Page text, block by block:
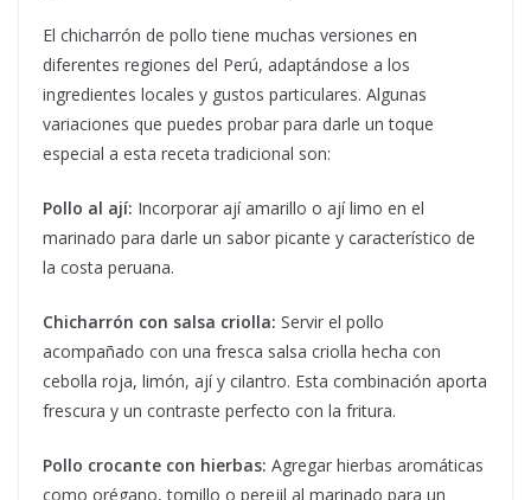
El chicharrón de pollo tiene muchas versiones en
diferentes regiones del Perú, adaptándose a los
ingredientes locales y gustos particulares. Algunas
variaciones que puedes probar para darle un toque
especial a esta receta tradicional son:
Pollo al ají: Incorporar ají amarillo o ají limo en el
marinado para darle un sabor picante y característico de
la costa peruana.
Chicharrón con salsa criolla: Servir el pollo
acompañado con una fresca salsa criolla hecha con
cebolla roja, limón, ají y cilantro. Esta combinación aporta
frescura y un contraste perfecto con la fritura.
Pollo crocante con hierbas: Agregar hierbas aromáticas
como orégano, tomillo o perejil al marinado para un